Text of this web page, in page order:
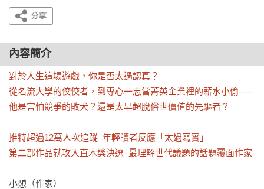
內容簡介
對於人生這場遊戲，你是否太過認真？
從名流大學的佼佼者，到專心一志當菁英企業裡的薪水小偷──
他是害怕競爭的敗犬？還是太早超脫俗世價值的先驅者？
推特超過12萬人次追蹤  年輕讀者反應「太過寫實」
第二部作品就攻入直木獎決選  最理解世代議題的話題覆面作家
小憩（作家）